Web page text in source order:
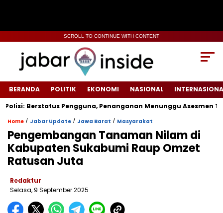
SCROLL TO CONTINUE WITH CONTENT
BERANDA POLITIK EKONOMI NASIONAL
Berstatus Pengguna, Penanganan Menunggu Asesmen
Home / Jabar Update / Jawa Barat / Masyarakat
‎Pengembangan Tanaman Nilam di
Kabupaten Sukabumi Raup Omzet
Ratusan Juta
Redaktur
Selasa, 9 September 2025